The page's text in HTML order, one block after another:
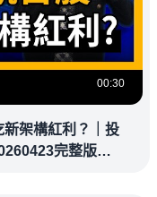
00:30
新架構紅利？｜投
完整版